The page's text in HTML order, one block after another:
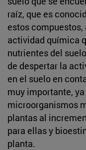
raíz, que es
estos compuestos,
actividad química
nutrientes del
de despertar la
en el suelo en
muy importante,
microorganismos
plantas al
para ellas y
planta.